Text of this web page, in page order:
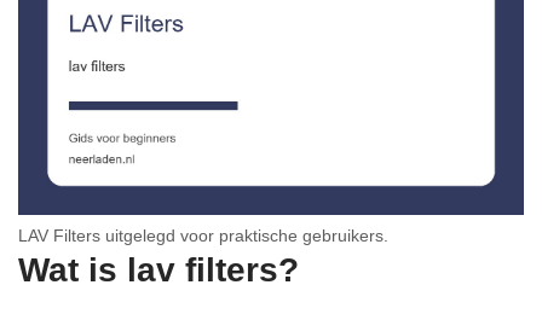
LAV Filters uitgelegd voor praktische gebruikers.
Wat is lav filters?